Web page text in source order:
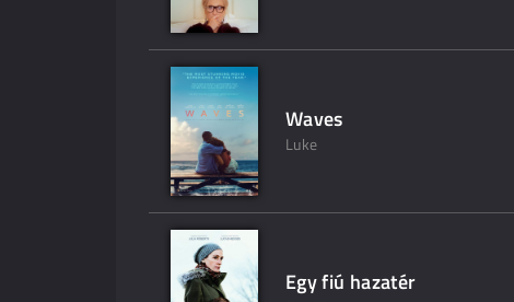
Waves
Luke
Egy fiú hazatér